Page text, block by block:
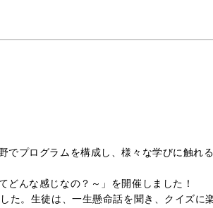
プログラムを構成し、様々な学びに触
どんな感じなの？～」を開催しました！
た。生徒は、一生懸命話を聞き、クイズ